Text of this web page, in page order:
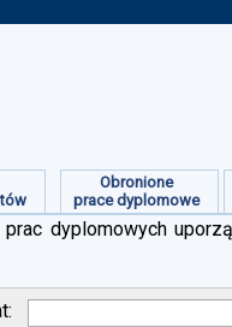
Obronione
prace dyplomowe
dyplomowych